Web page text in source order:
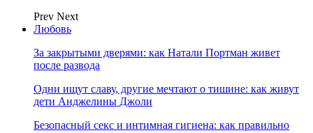
Prev Next
Любовь
За закрытыми дверями: как Натали Портман живет
после развода
Одни ищут славу, другие мечтают о тишине: как живут
дети Анджелины Джоли
Безопасный секс и интимная гигиена: как правильно